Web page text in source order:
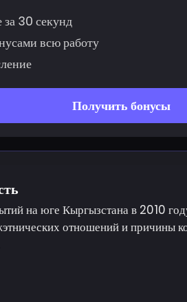
30 секунд
всю работу
Получить бонусы
на юге Кыргызстана в 2010
отношений и причины